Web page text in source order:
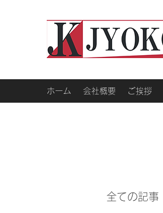
ホーム 会社概要 ご挨拶
全ての記事